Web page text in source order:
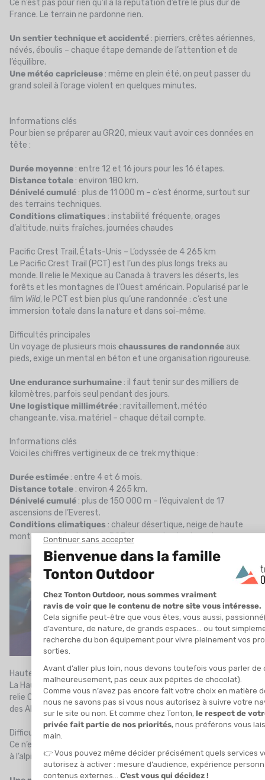
Ce n’est pas pour rien qu’il a la réputation d’être le plus dur de
France. Le terrain ne pardonne rien.
Un sentier technique et accidenté : pierriers, crêtes aériennes,
névés, éboulis – chaque étape demande de l’attention et de
l’équilibre.
Une météo capricieuse : même en plein été, on peut passer du
grand soleil à l’orage violent en quelques minutes.
Informations clés
Pour bien se préparer au GR20, mieux vaut avoir ces données en
tête :
Durée moyenne : entre 12 et 16 jours pour les 16 étapes.
Distance totale : environ 180 km.
Dénivelé cumulé : plus de 11 000 m – c’est énorme, surtout sur
des terrains techniques.
Conditions climatiques : instabilité fréquente, orages
d’altitude, nuits fraîches, journées chaudes
Pacific Crest Trail, États-Unis – L’odyssée de 4 265 km
Le Pacific Crest Trail (PCT) est l’un des plus longs treks au
monde. Il relie le Mexique au Canada à travers les déserts, les
forêts et les montagnes de l’Ouest américain. Popularisé par le
film Wild, le PCT est bien plus qu’une randonnée : c’est une
immersion totale dans la nature et dans soi-même.
Difficultés principales
Un voyage de plusieurs mois chaussures de randonnée aux
pieds, exige un mental en béton et une organisation rigoureuse.
Une endurance surhumaine : il faut tenir sur des milliers de
kilomètres, parfois seul pendant des jours.
Une logistique millimétrée : ravitaillement, météo
changeante, visa, matériel – chaque détail compte.
Informations clés
Voici les chiffres vertigineux de ce trek mythique :
Durée estimée : entre 4 et 6 mois.
Distance totale : environ 4 265 km.
Dénivelé cumulé : plus de 150 000 m – l’équivalent de 17
ascensions de l’Everest.
Conditions climatiques : chaleur désertique, neige de haute
montagne, pluie, froid – le PCT traverse toutes les saisons.
Haute Route, Alpes – De Chamonix à Zermatt, par les glaciers
La Haute Route est une traversée alpine de haute volée. Elle
relie Chamonix à Zermatt en passant par les plus beaux glaciers
des Alpes.
Difficultés principales
Ce n’est pas une simple randonnée, mais une véritable initiation
à l’alpinisme.